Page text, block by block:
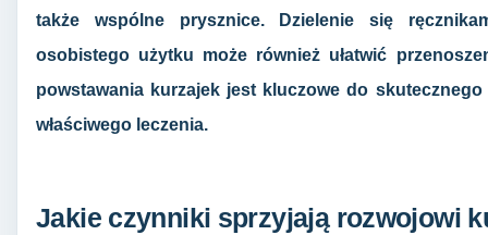
także wspólne prysznice. Dzielenie się
osobistego użytku może również ułatwić
powstawania kurzajek jest kluczowe do
właściwego leczenia.
Jakie czynniki sprzyjają rozwojowi